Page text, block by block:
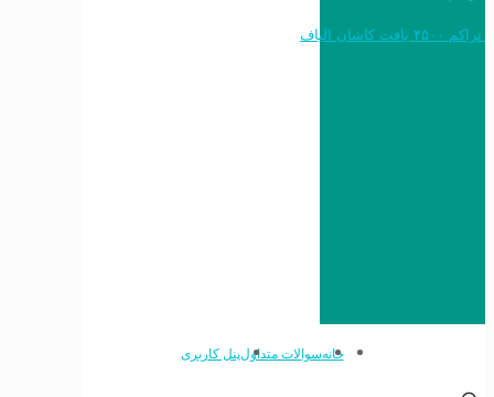
خرید به قیمت فرش ماشینی ۱۵۰۰ شانه تراکم ۴۵۰۰ بافت کاشان الیاف
خانهسوالات متداولپنل کاربری